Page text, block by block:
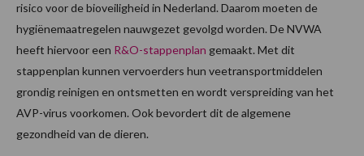
risico voor de bioveiligheid in Nederland. Daarom moeten de
hygiënemaatregelen nauwgezet gevolgd worden. De NVWA
heeft hiervoor een R&O-stappenplan gemaakt. Met dit
stappenplan kunnen vervoerders hun veetransportmiddelen
grondig reinigen en ontsmetten en wordt verspreiding van het
AVP-virus voorkomen. Ook bevordert dit de algemene
gezondheid van de dieren.